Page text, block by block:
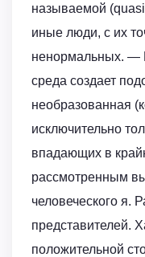
называемой (quasi
иные люди, с их
ненормальных. —
среда создает
необразованная
исключительно
впадающих в
рассмотренным
человеческого я.
представителей.
положительной